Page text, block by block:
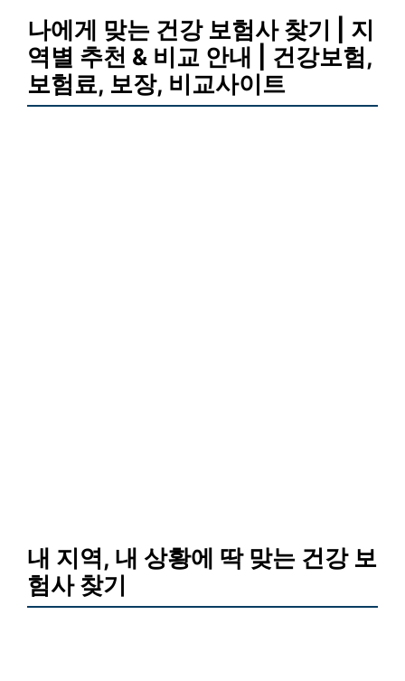
나에게 맞는 건강 보험사 찾기 | 지
역별 추천 & 비교 안내 | 건강보험,
보험료, 보장, 비교사이트
내 지역, 내 상황에 딱 맞는 건강 보
험사 찾기